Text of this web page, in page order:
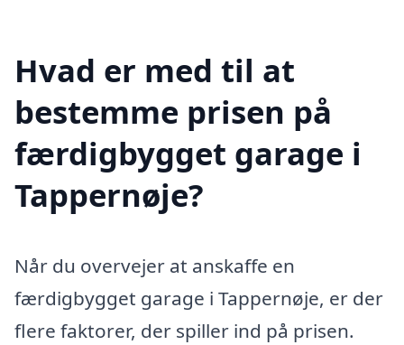
Hvad er med til at
bestemme prisen på
færdigbygget garage i
Tappernøje?
Når du overvejer at anskaffe en
færdigbygget garage i Tappernøje, er der
flere faktorer, der spiller ind på prisen.